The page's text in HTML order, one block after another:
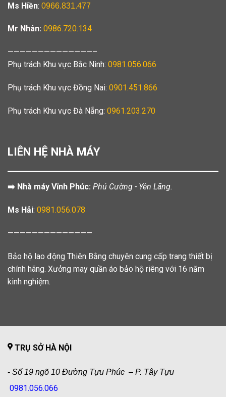
Ms Hiền: 0966.831.477
Mr Nhân: 0986.720.134
——————————————–
Phụ trách Khu vực Bắc Ninh: 0981.056.066
Phụ trách Khu vực Đồng Nai: 0901.451.866
Phụ trách Khu vực Đà Nẵng: 0961.203.270
LIÊN HỆ NHÀ MÁY
➡️ Nhà máy Vĩnh Phúc: Phú Cường - Yên Lãng.
Ms Hải: 0981.056.078
——————————————
Bảo hộ lao động Thiên Bằng chuyên cung cấp trang thiết bị
chính hãng. Xưởng may quần áo bảo hộ riêng với 16 năm
kinh nghiệm.
TRỤ SỞ HÀ NỘI
- Số 19 ngõ 10 Đường Tựu Phúc – P. Tây Tựu
0981.056.066